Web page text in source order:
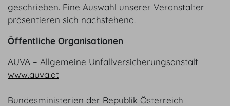
geschrieben. Eine Auswahl unserer Veranstalter
präsentieren sich nachstehend.
Öffentliche Organisationen
AUVA – Allgemeine Unfallversicherungsanstalt
www.auva.at
Bundesministerien der Republik Österreich